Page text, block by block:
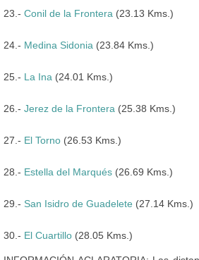
23.- Conil de la Frontera (23.13 Kms.)
24.- Medina Sidonia (23.84 Kms.)
25.- La Ina (24.01 Kms.)
26.- Jerez de la Frontera (25.38 Kms.)
27.- El Torno (26.53 Kms.)
28.- Estella del Marqués (26.69 Kms.)
29.- San Isidro de Guadelete (27.14 Kms.)
30.- El Cuartillo (28.05 Kms.)